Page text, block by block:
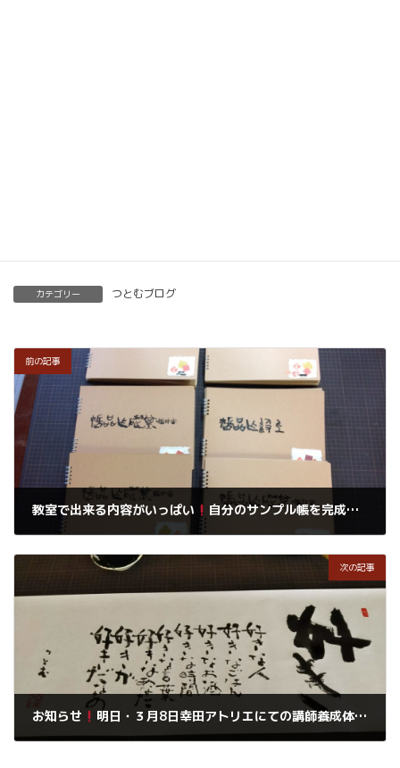
カテゴリー つとむブログ
前の記事
教室で出来る内容がいっぱい 自分のサンプル帳を完成させよう
次の記事
お知らせ 明日・３月8日幸田アトリエにての講師養成体験説明会